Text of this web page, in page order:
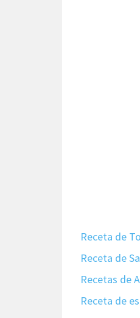
Receta de
Receta de
Recetas de
Receta de